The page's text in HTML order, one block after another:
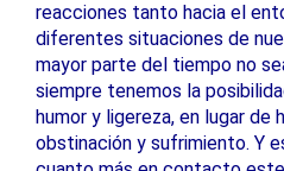
reacciones tanto hacia el
diferentes situaciones de
mayor parte del tiempo no
siempre tenemos la
humor y ligereza, en lugar de
obstinación y sufrimiento. Y